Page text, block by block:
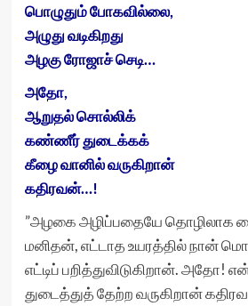
பொழுதும் போகவில்லை,
அழுது வடிகிறது
அழகு ரோஜாச் செடி…
அதோ,
ஆறுதல் சொல்லிக்
கண்ணீர் துடைக்கக்
கீழை வானில் வருகிறான்
கதிரவன்…!
”அழகை அழிப்பதையே தொழிலாக
மனிதன், எட்டாத உயரத்தில் நான்
எட்டிப் பறித்துவிடுகிறான்.
துடைத்துத் தேற்ற வருகிறான்